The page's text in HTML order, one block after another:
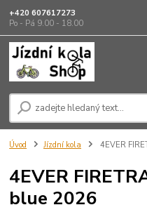
+420 607617273
Po - Pá 9.00 - 18.00
Úvod Jízdní kola 4EVER
4EVER
blue 2026